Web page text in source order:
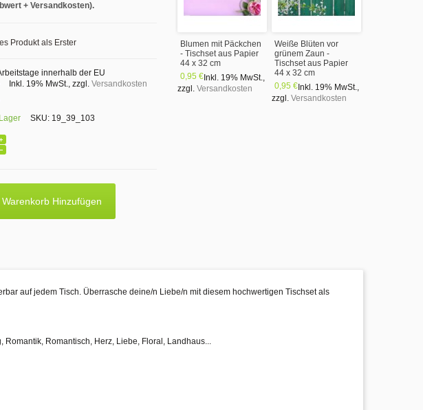
Blumen mit Päckchen
- Tischset aus Papier
44 x 32 cm
0,95 € Inkl. 19% MwSt.,
zzgl. Versandkosten
Weiße Blüten vor
grünem Zaun -
Tischset aus Papier
44 x 32 cm
0,95 € Inkl. 19% MwSt.,
zzgl. Versandkosten
+ Versandkosten).
Produkt als Erster
innerhalb der EU
Inkl. 19% MwSt., zzgl. Versandkosten
SKU: 19_39_103
Hinzufügen
auf jedem Tisch. Überrasche deine/n Liebe/n mit diesem hochwertigen Tischset als
Romantik, Romantisch, Herz, Liebe, Floral, Landhaus...